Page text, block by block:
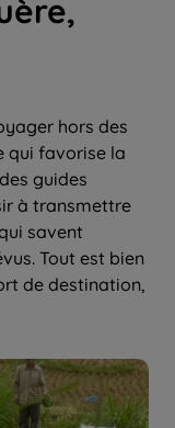
hors des
qui favorise la
guides
à transmettre
savent
Tout est bien
de destination,